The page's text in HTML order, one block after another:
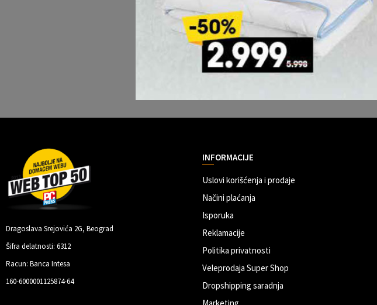
Dragoslava Srejovića 2G, Beograd
Šifra delatnosti: 6312
Racun: Banca Intesa
160-6000001125874-64
INFORMACIJE
Uslovi korišćenja i prodaje
Načini plaćanja
Isporuka
Reklamacije
Politika privatnosti
Veleprodaja Super Shop
Dropshipping saradnja